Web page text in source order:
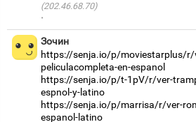
(202.46.68.70)
·
Зочин
https://senja.io/p/moviestarplus/r/
peliculacompleta-en-espanol
https://senja.io/p/t-1pV/r/ver-
espnol-y-latino
https://senja.io/p/marrisa/r/ver-
espanol-latino